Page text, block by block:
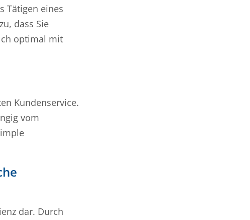
Tätigen eines
dass Sie
optimal mit
Kundenservice.
vom
dar. Durch